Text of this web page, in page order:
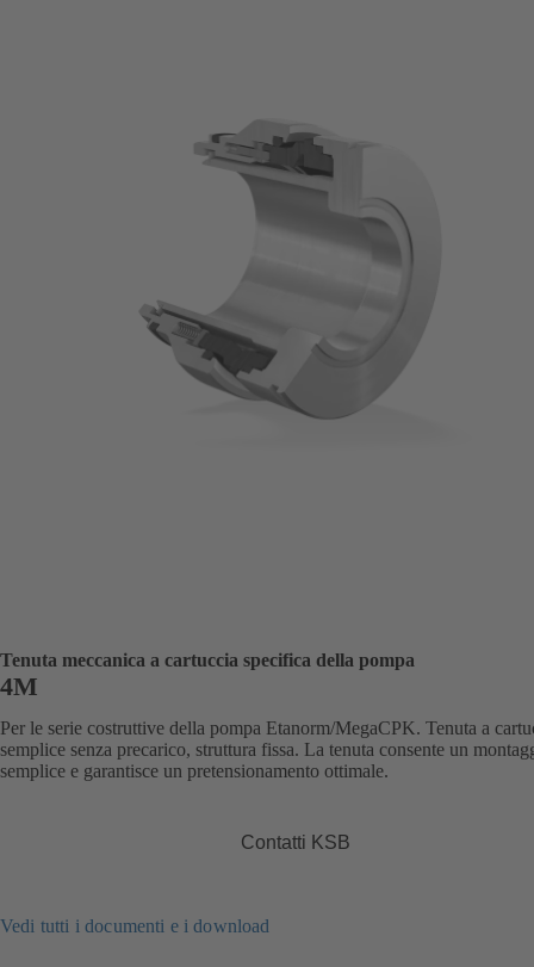
Tenuta meccanica a cartuccia specifica della pompa
4M
Per le serie costruttive della pompa Etanorm/MegaCPK. Tenuta a
semplice senza precarico, struttura fissa. La tenuta consente un
semplice e garantisce un pretensionamento ottimale.
Contatti KSB
Vedi tutti i documenti e i download